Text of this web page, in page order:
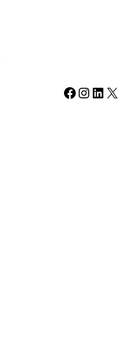
Facebook Instagram LinkedIn X